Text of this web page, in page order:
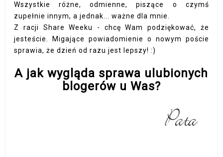
Wszystkie różne, odmienne, piszące o czymś
zupełnie innym, a jednak... ważne dla mnie.
Z racji Share Weeku - chcę Wam podziękować, że
jesteście. Migające powiadomienie o nowym poście
sprawia, że dzień od razu jest lepszy! :)
A jak wygląda sprawa ulubionych
blogerów u Was?